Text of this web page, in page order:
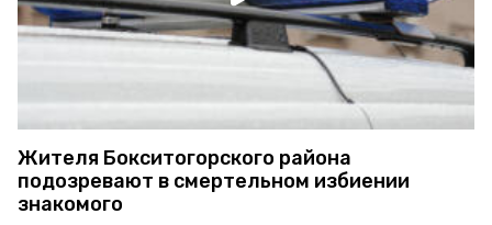
Жителя Бокситогорского района
подозревают в смертельном избиении
знакомого